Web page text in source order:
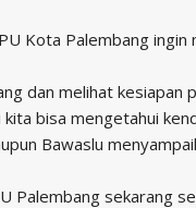
Kota Palembang
dan melihat kesiapan
bisa mengetahui
Bawaslu
Palembang sekarang